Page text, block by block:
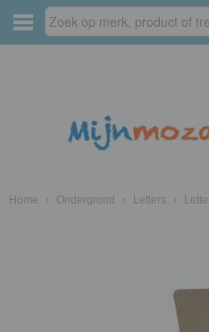
Home › Ondergrond › Letters ›